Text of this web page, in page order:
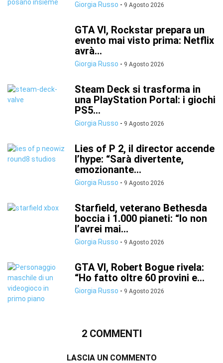
Giorgia Russo - 9 Agosto 2026
GTA VI, Rockstar prepara un
evento mai visto prima: Netflix
avrà...
Giorgia Russo - 9 Agosto 2026
Steam Deck si trasforma in
una PlayStation Portal: i giochi
PS5...
Giorgia Russo - 9 Agosto 2026
Lies of P 2, il director accende
l’hype: “Sarà divertente,
emozionante...
Giorgia Russo - 9 Agosto 2026
Starfield, veterano Bethesda
boccia i 1.000 pianeti: “Io non
l’avrei mai...
Giorgia Russo - 9 Agosto 2026
GTA VI, Robert Bogue rivela:
“Ho fatto oltre 60 provini e...
Giorgia Russo - 9 Agosto 2026
2 COMMENTI
LASCIA UN COMMENTO